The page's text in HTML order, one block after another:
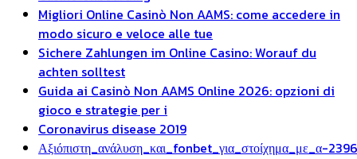
Migliori Online Casinò Non AAMS: come accedere in
modo sicuro e veloce alle tue
Sichere Zahlungen im Online Casino: Worauf du
achten solltest
Guida ai Casinò Non AAMS Online 2026: opzioni di
gioco e strategie per i
Coronavirus disease 2019
Αξιόπιστη_ανάλυση_και_fonbet_για_στοίχημα_με_α-